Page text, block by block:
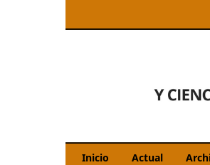
Inicio Actual